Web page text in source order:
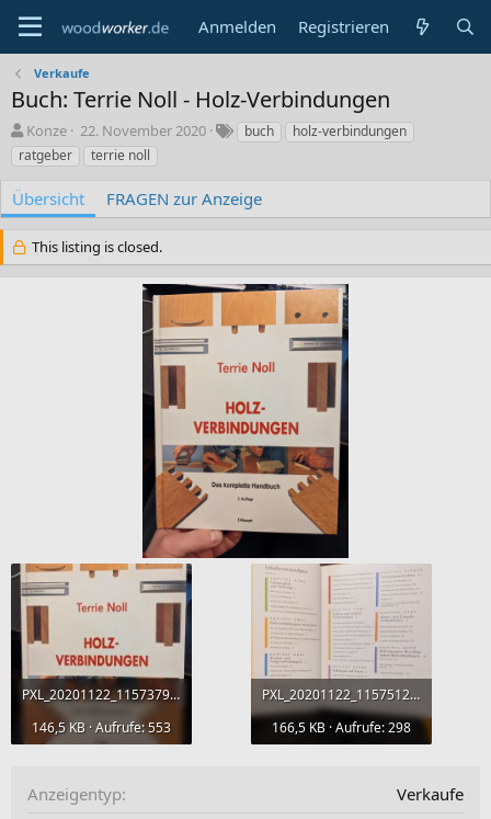
Anmelden Registrieren
Verkaufe
Buch: Terrie Noll - Holz-Verbindungen
A
u
t
o
r
Konze
C
t
o
n
22. November 2020
S
a
o
r
e
buch
holz-verbindungen
ratgeber
terrie noll
Übersicht FRAGEN zur Anzeige
This listing is closed.
PXL_20201122_115737909.jpg
146,5 KB · Aufrufe: 553
PXL_20201122_115751209.jpg
166,5 KB · Aufrufe: 298
Anzeigentyp
Verkaufe